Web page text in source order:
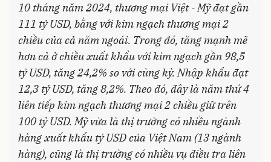
10 tháng năm 2024, thương mại Việt - Mỹ đạt gần
111 tỷ USD, bằng với kim ngạch thương mại 2
chiều của cả năm ngoái. Trong đó, tăng mạnh mẽ
hơn cả ở chiều xuất khẩu với kim ngạch gần 98,5
tỷ USD, tăng 24,2% so với cùng kỳ. Nhập khẩu đạt
12,3 tỷ USD, tăng 8,2%. Theo đó, đây là năm thứ 4
liên tiếp kim ngạch thương mại 2 chiều giữ trên
100 tỷ USD. Mỹ vừa là thị trường có nhiều ngành
hàng xuất khẩu tỷ USD của Việt Nam (13 ngành
hàng), cũng là thị trường có nhiều vụ điều tra liên